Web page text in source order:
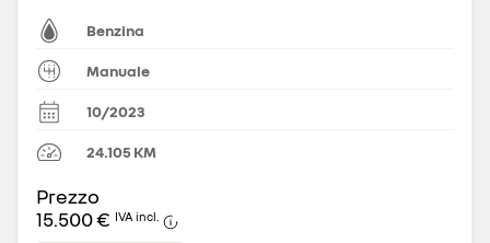
Benzina
Manuale
10/2023
24.105 KM
Prezzo
15.500 € IVA incl.